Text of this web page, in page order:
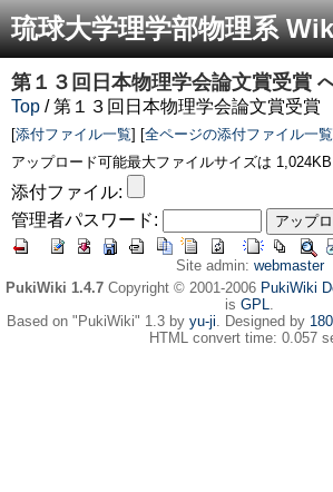
琉球大学理学部物理系
第１３回日本物理学会論文賞受賞
Top / 第１３回日本物理学会論文賞受賞
[添付ファイル一覧] [全ページの添付ファイル一覧
アップロード可能最大ファイルサイズは 1,024KB
添付ファイル:
管理者パスワード:
Site admin: webmaster
PukiWiki 1.4.7 Copyright © 2001-2006 PukiWiki
is GPL.
Based on "PukiWiki" 1.3 by yu-ji. Designed by
HTML convert time: 0.057